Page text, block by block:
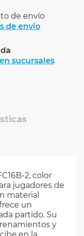
de envío
de envío
sucursales
2, color
jugadores de
material
un
partido. Su
y